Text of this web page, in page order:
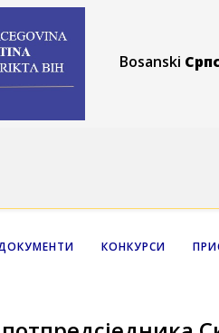
Bosanski
КОНКУРСИ